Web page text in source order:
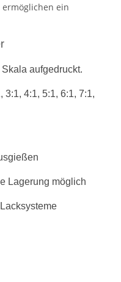
ein
aufgedruckt.
3:1, 4:1, 5:1, 6:1, 7:1,
Lagerung möglich